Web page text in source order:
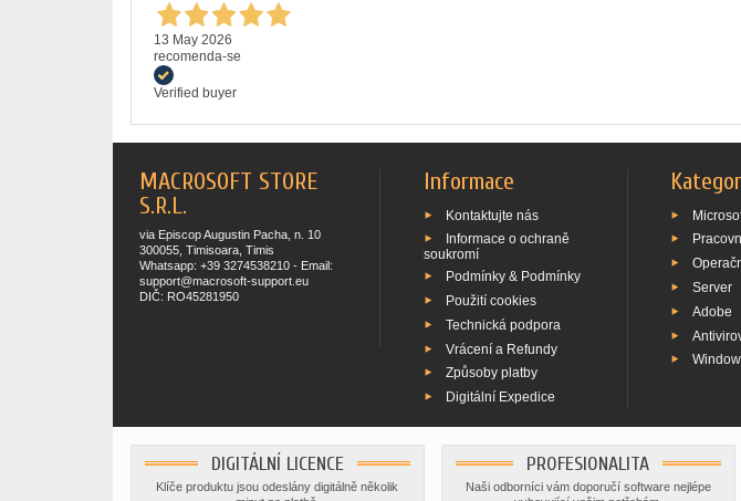
13 May 2026
recomenda-se
Verified buyer
MACROSOFT STORE
S.R.L.
via Episcop Augustin Pacha, n. 10
300055, Timisoara, Timis
Whatsapp: +39 3274538210 - Email:
support@macrosoft-support.eu
DIČ: RO45281950
Informace
Kontaktujte nás
Informace o ochraně
soukromí
Podmínky & Podmínky
Použití cookies
Technická podpora
Vrácení a Refundy
Způsoby platby
Digitální Expedice
Server
Adobe
DIGITÁLNÍ LICENCE
Klíče produktu jsou odeslány digitálně několik
PROFESIONALITA
Naši odborníci vám doporučí software nejlépe